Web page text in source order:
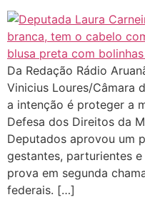
Da Redação Rádio
Vinicius Loures/Câmara
a intenção é proteger a
Defesa dos Direitos da
Deputados aprovou um
gestantes, parturientes
prova em segunda
federais. […]